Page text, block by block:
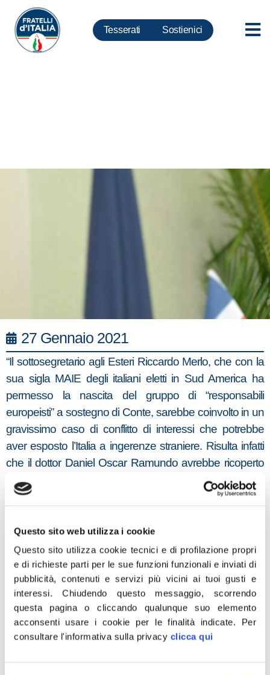
Questo sito web utilizza i cookie
Questo sito utilizza cookie tecnici e di profilazione propri
e di richieste parti per le sue funzioni funzionali e inviati di
pubblicità, contenuti e servizi più vicini ai tuoi gusti e
interessi.Chiudendo questo messaggio, scorrendo
questa pagina o cliccando qualunque suo elemento
acconsenti usare i cookie per le finalità indicate. Per
consultare l'informativa sulla privacy clicca qui
Tesserati Sostienici
27 Gennaio 2021
“Il sottosegretario agli Esteri Riccardo Merlo, che con la
sua sigla MAIE degli italiani eletti in Sud America ha
permesso la nascita del gruppo di “responsabili
europeisti” a sostegno di Conte, sarebbe coinvolto in un
gravissimo caso di conflitto di interessi che potrebbe
aver esposto l’Italia a ingerenze straniere. Risulta infatti
che il dottor Daniel Oscar Ramundo avrebbe ricoperto
contemporaneamente il ruolo di segretario particolare
del sottosegretario al ministero degli Affari Esteri e della
deputato del Parlamento del Mercosur, l’istituzione
parlamentare del mercato comune dell’America
Meridionale. Dal curriculum di Ramundo pubblicato sul
sito MAE risulta che si è dimesso dalla carica di
deputato, ma sul sito del Mercosur si evince che sia
rimasto deputato fino al 31 dicembre del 2020 e cioè per
l’intero periodo in cui è stato segretario particolare del